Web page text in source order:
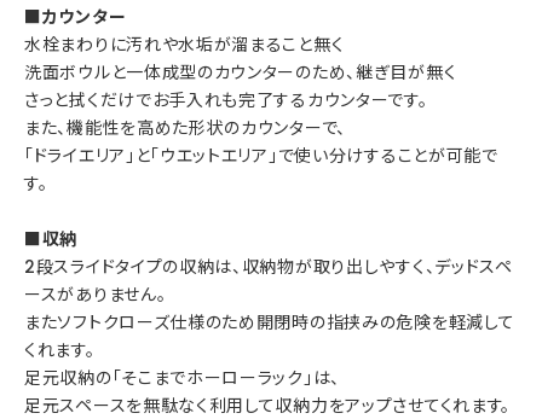
■カウンター
水栓まわりに汚れや水垢が溜まること無く
洗面ボウルと一体成型のカウンターのため、継ぎ目が無く
さっと拭くだけでお手入れも完了するカウンターです。
また、機能性を高めた形状のカウンターで、
「ドライエリア」と「ウエットエリア」で使い分けすることが可能で
す。
■収納
2段スライドタイプの収納は、収納物が取り出しやすく、デッドスペ
ースがありません。
またソフトクローズ仕様のため開閉時の指挟みの危険を軽減して
くれます。
足元収納の「そこまでホーローラック」は、
足元スペースを無駄なく利用して収納力をアップさせてくれます。